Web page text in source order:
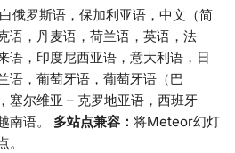
白俄罗斯语，保加利亚语，中文（简
语，丹麦语，荷兰语，英语，法
语，印度尼西亚语，意大利语，日
语，葡萄牙语，葡萄牙语（巴
塞尔维亚 – 克罗地亚语，西班牙
南语。 多站点兼容： 将Meteor幻灯